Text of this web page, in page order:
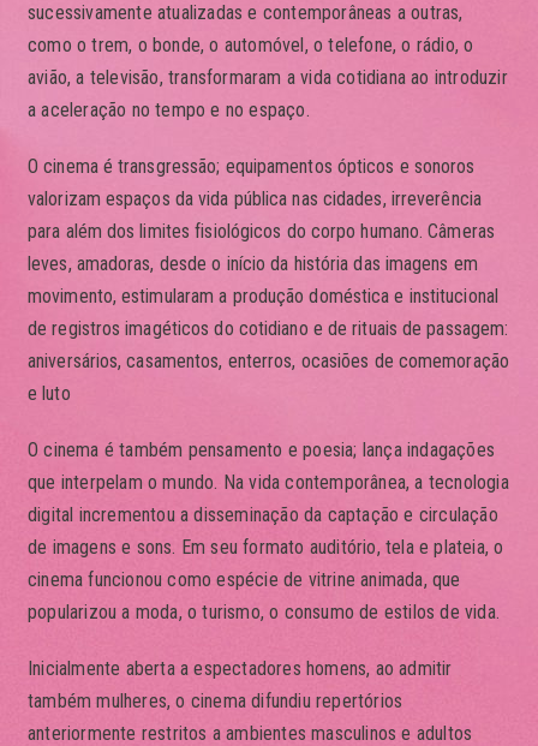
sucessivamente atualizadas e contemporâneas a outras,
como o trem, o bonde, o automóvel, o telefone, o rádio, o
avião, a televisão, transformaram a vida cotidiana ao introduzir
a aceleração no tempo e no espaço.
O cinema é transgressão; equipamentos ópticos e sonoros
valorizam espaços da vida pública nas cidades, irreverência
para além dos limites fisiológicos do corpo humano. Câmeras
leves, amadoras, desde o início da história das imagens em
movimento, estimularam a produção doméstica e institucional
de registros imagéticos do cotidiano e de rituais de passagem:
aniversários, casamentos, enterros, ocasiões de comemoração
e luto
O cinema é também pensamento e poesia; lança indagações
que interpelam o mundo. Na vida contemporânea, a tecnologia
digital incrementou a disseminação da captação e circulação
de imagens e sons. Em seu formato auditório, tela e plateia, o
cinema funcionou como espécie de vitrine animada, que
popularizou a moda, o turismo, o consumo de estilos de vida.
Inicialmente aberta a espectadores homens, ao admitir
também mulheres, o cinema difundiu repertórios
anteriormente restritos a ambientes masculinos e adultos